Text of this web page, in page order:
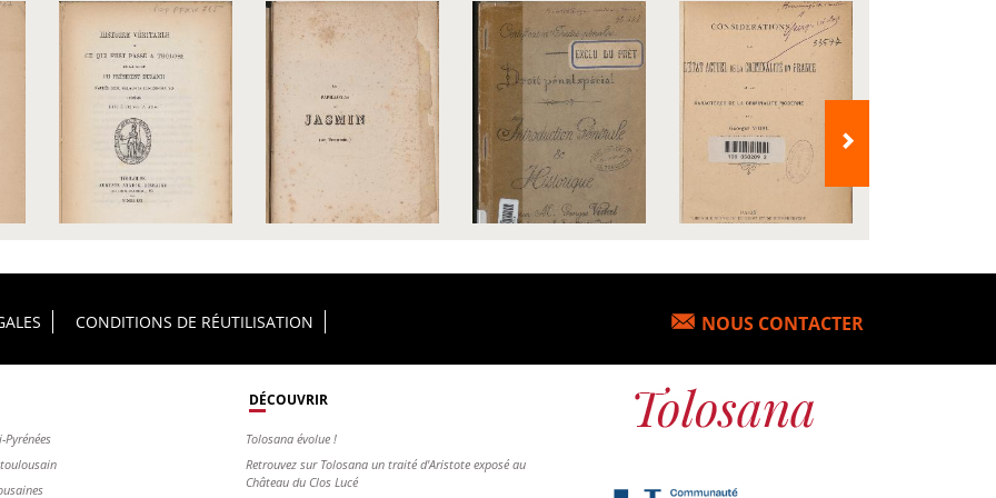
CONDITIONS DE RÉUTILISATION NOUS CONTACTER
DÉCOUVRIR
Tolosana évolue !
Retrouvez sur Tolosana un traité d'Aristote exposé au
Château du Clos Lucé